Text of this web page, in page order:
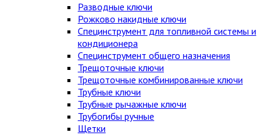
Разводные ключи
Рожково накидные ключи
Специнструмент для топливной системы и
кондиционера
Специнструмент общего назначения
Трещоточные ключи
Трещоточные комбинированные ключи
Трубные ключи
Трубные рычажные ключи
Трубогибы ручные
Щетки